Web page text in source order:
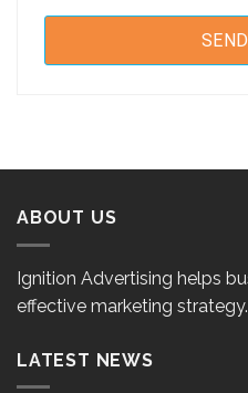
ABOUT US
Ignition Advertising helps
effective marketing strategy.
LATEST NEWS